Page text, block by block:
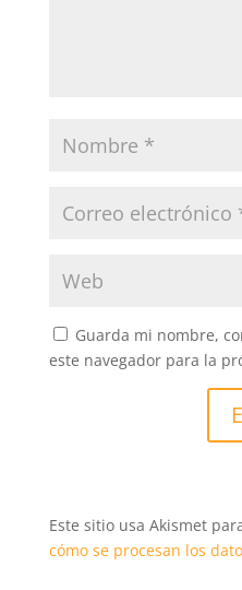
Guarda mi nombre,
este navegador para la
Este sitio usa Akismet
cómo se procesan los